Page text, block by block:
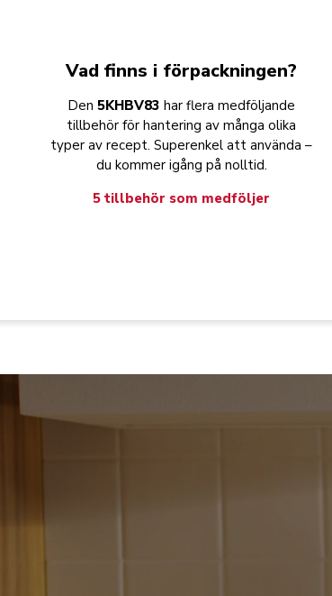
Vad finns i förpackningen?
Den5KHBV83har flera medföljande
tillbehör för hantering av många olika
typer av recept. Superenkel att använda –
du kommer igång på nolltid.
5 tillbehör som medföljer